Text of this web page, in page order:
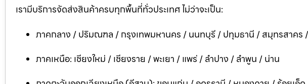
เรามีบริการจัดส่งสินค้าครบทุกพื้นที่ทั่วประเทศ ไม่ว่าจะเป็น:
ภาคกลาง / ปริมณฑล / กรุงเทพมหานคร / นนทบุรี / ปทุมธานี / สมุทรสาคร
ภาคเหนือ: เชียงใหม่ / เชียงราย / พะเยา / แพร่ / ลำปาง / ลำพูน / น่าน